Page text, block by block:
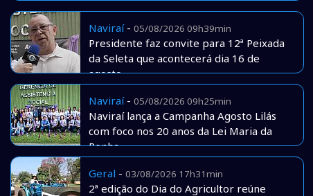
Naviraí- 05/08/2026 09h39min
Presidente faz convite para 12ª Peixada
da Seleta que acontecerá dia 16 de
agosto
Naviraí- 05/08/2026 09h25min
Naviraí lança a Campanha Agosto Lilás
com foco nos 20 anos da Lei Maria da
Penha
Geral - 03/08/2026 17h31min
2ª edição do Dia do Agricultor reúne